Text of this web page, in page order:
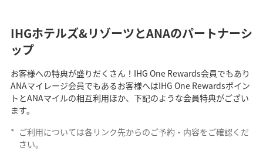
IHGホテルズ&リゾーツとANAのパートナーシ
ップ
お客様への特典が盛りだくさん！IHG One Rewards会員でもあり
ANAマイレージ会員でもあるお客様へはIHG One Rewardsポイン
トとANAマイルの相互利用ほか、下記のような会員特典がござい
ます。
* ご利用については各リンク先からのご予約・内容をご確認くだ
さい。